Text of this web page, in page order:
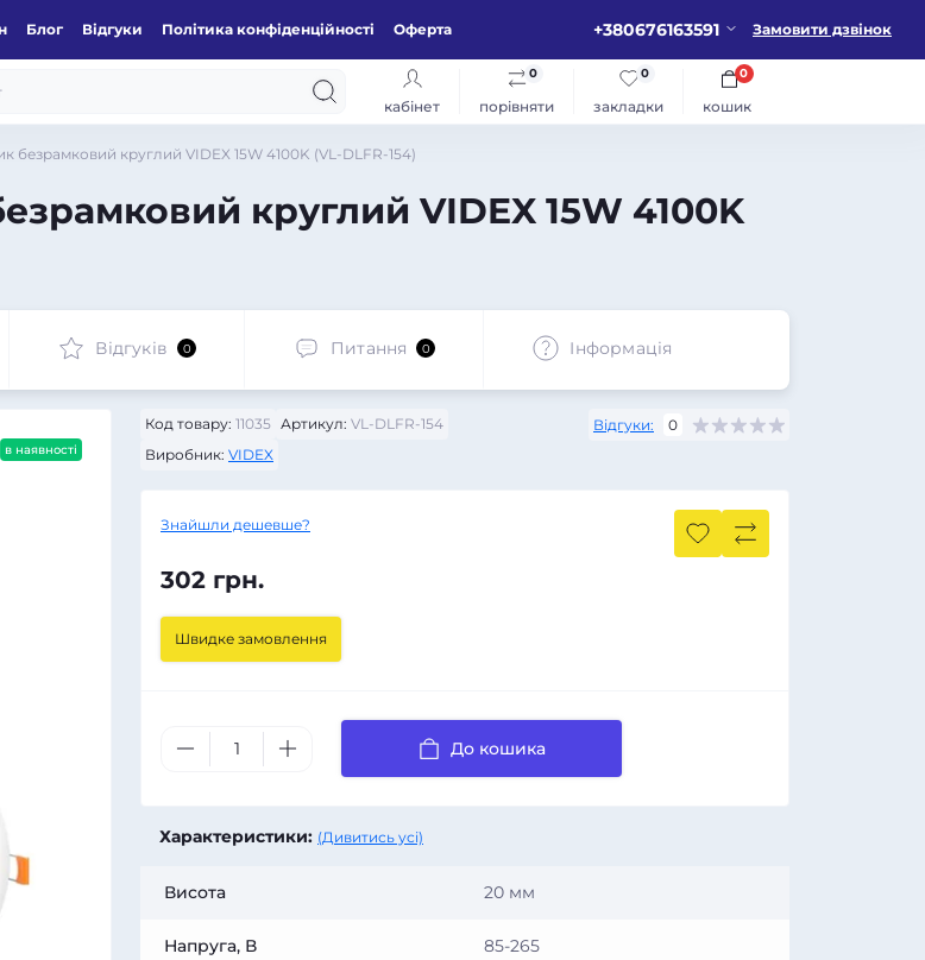
Блог Відгуки Політика конфіденційності Оферта +380676163591 Замовити дзвінок
кабінет порівняти
0
закладки
0
кошик
0
безрамковий круглий VIDEX 15W 4100K (VL-DLFR-154)
круглий VIDEX 15W 4100K
Відгуків 0 Питання 0 Iнформація
в наявності
Код товару: 11035 Артикул: VL-DLFR-154
Виробник: VIDEX
Відгуки: 0
Знайшли дешевше?
302 грн.
Швидке замовлення
До кошика
Характеристики: (Дивитись усі)
Висота 20 мм
Напруга, В 85-265